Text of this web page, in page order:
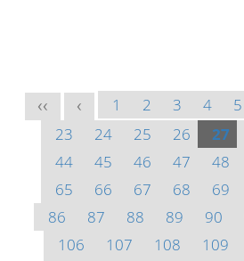
<< < 1 2 3 4 5
23
24 25 26 27
44
45 46 47 48
65
66 67 68 69
86
87 88 89 90
106
107 108 109